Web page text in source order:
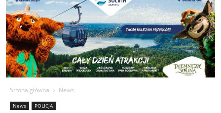
Strona główna News
News POLICJA